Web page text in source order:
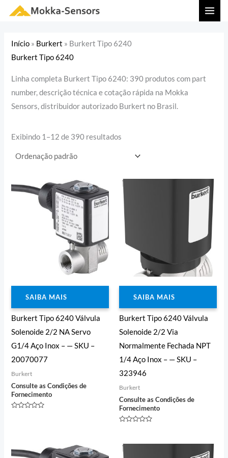
conteúdo
Início » Burkert » Burkert Tipo 6240
Burkert Tipo 6240
Linha completa Burkert Tipo 6240: 390 produtos com part
number, descrição técnica e cotação rápida na Mokka
Sensors, distribuidor autorizado Burkert no Brasil.
Exibindo 1–12 de 390 resultados
SAIBA MAIS
Burkert Tipo 6240 Válvula
Solenoide 2/2 NA Servo
G1/4 Aço Inox – — SKU –
20070077
Burkert
Consulte as Condições de
Fornecimento
SAIBA MAIS
Burkert Tipo 6240 Válvula
Solenoide 2/2 Via
Normalmente Fechada NPT
1/4 Aço Inox – — SKU –
323946
Burkert
Consulte as Condições de
Fornecimento
5